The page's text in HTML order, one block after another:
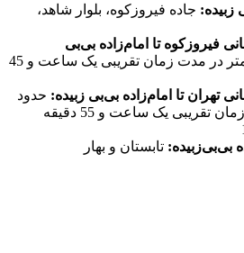
زبیده: جاده فیروزکوه، بلوار شاهد،
فیروزکوه تا امام‌زاده بی‌بی
حدود 95 کیلومتر در مدت زمان تقریبی یک ساعت و 45
تهران تا امام‌زاده بی‌بی زبیده: حدود
بی‌بی‌زبیده: تابستان و بهار